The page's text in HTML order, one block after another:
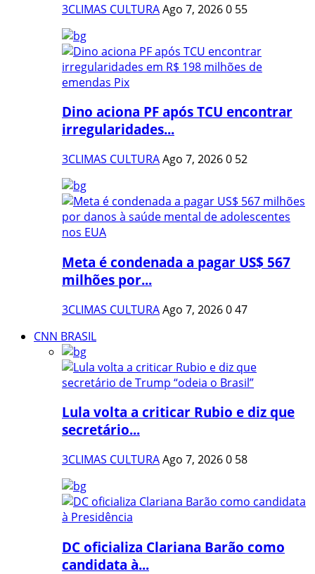
3CLIMAS CULTURAAgo 7, 20260 55
Dino aciona PF após TCU encontrar
irregularidades...
3CLIMAS CULTURAAgo 7, 20260 52
Meta é condenada a pagar US$ 567
milhões por...
3CLIMAS CULTURAAgo 7, 2026047
CNN BRASIL
Lula volta a criticar Rubio e diz que
secretário...
3CLIMAS CULTURAAgo 7, 20260 58
DC oficializa Clariana Barão como
candidata à...